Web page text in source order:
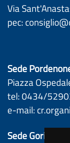
Via
pec:
Sede
Piazza
tel: 0434/
e-mail:
Sede Gorizia